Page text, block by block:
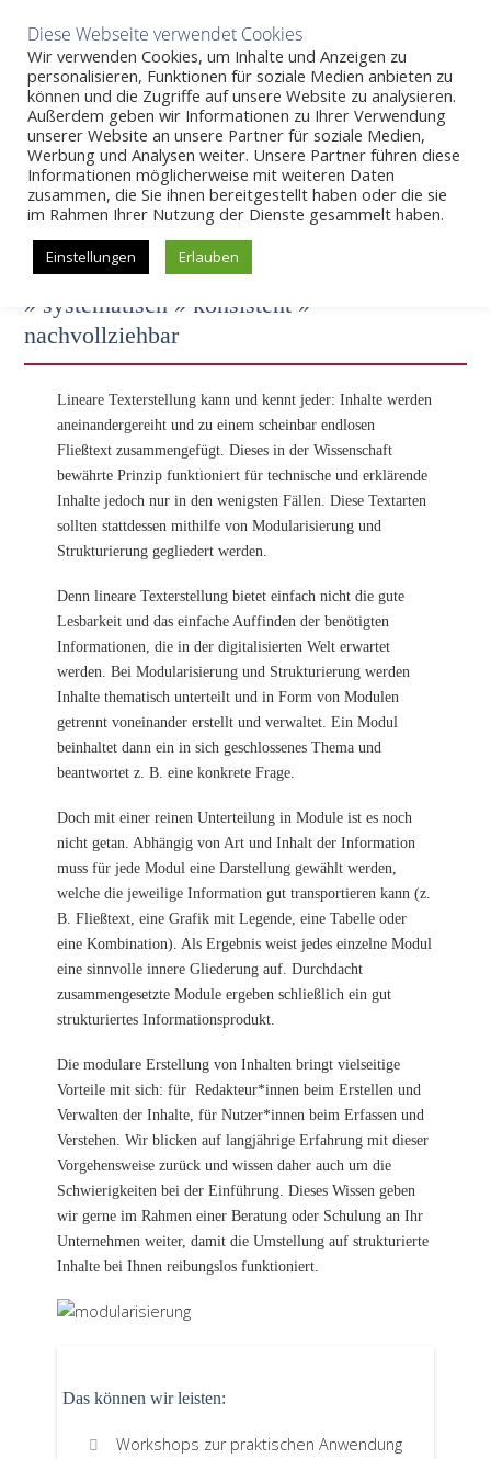
Aktuelles Unternehmen
SKIP
TO
CONTENT
Beratung und Schulung in Wiesbaden und Weimar>>
Modularisierung und Strukturierung
MODULARISIERUNG UND
STRUKTURIERUNG VON INHALTEN
» systematisch » konsistent »
nachvollziehbar
Lineare Texterstellung kann und kennt jeder: Inhalte werden
aneinandergereiht und zu einem scheinbar endlosen
Fließtext zusammengefügt. Dieses in der Wissenschaft
bewährte Prinzip funktioniert für technische und erklärende
Inhalte jedoch nur in den wenigsten Fällen. Diese Textarten
sollten stattdessen mithilfe von Modularisierung und
Strukturierung gegliedert werden.
Denn lineare Texterstellung bietet einfach nicht die gute
Lesbarkeit und das einfache Auffinden der benötigten
Informationen, die in der digitalisierten Welt erwartet
werden. Bei Modularisierung und Strukturierung werden
Inhalte thematisch unterteilt und in Form von Modulen
getrennt voneinander erstellt und verwaltet. Ein Modul
beinhaltet dann ein in sich geschlossenes Thema und
beantwortet z. B. eine konkrete Frage.
Doch mit einer reinen Unterteilung in Module ist es noch
nicht getan. Abhängig von Art und Inhalt der Information
muss für jede Modul eine Darstellung gewählt werden,
welche die jeweilige Information gut transportieren kann (z.
B. Fließtext, eine Grafik mit Legende, eine Tabelle oder
eine Kombination). Als Ergebnis weist jedes einzelne Modul
eine sinnvolle innere Gliederung auf. Durchdacht
zusammengesetzte Module ergeben schließlich ein gut
strukturiertes Informationsprodukt.
Die modulare Erstellung von Inhalten bringt vielseitige
Vorteile mit sich: für Redakteur*innen beim Erstellen und
Verwalten der Inhalte, für Nutzer*innen beim Erfassen und
Verstehen. Wir blicken auf langjährige Erfahrung mit dieser
Vorgehensweise zurück und wissen daher auch um die
Schwierigkeiten bei der Einführung. Dieses Wissen geben
wir gerne im Rahmen einer Beratung oder Schulung an Ihr
Unternehmen weiter, damit die Umstellung auf strukturierte
Inhalte bei Ihnen reibungslos funktioniert.
Das können wir leisten:
Workshops zur praktischen Anwendung
Diese Webseite verwendet Cookies
Wir verwenden Cookies, um Inhalte und Anzeigen zu
personalisieren, Funktionen für soziale Medien anbieten zu
können und die Zugriffe auf unsere Website zu analysieren.
Außerdem geben wir Informationen zu Ihrer Verwendung
unserer Website an unsere Partner für soziale Medien,
Werbung und Analysen weiter. Unsere Partner führen diese
Informationen möglicherweise mit weiteren Daten
zusammen, die Sie ihnen bereitgestellt haben oder die sie
im Rahmen Ihrer Nutzung der Dienste gesammelt haben.
Einstellungen Erlauben